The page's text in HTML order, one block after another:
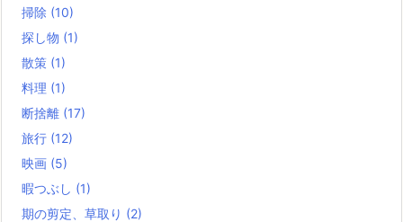
掃除 (10)
探し物 (1)
散策 (1)
料理 (1)
断捨離 (17)
旅行 (12)
映画 (5)
暇つぶし (1)
期の剪定、草取り (2)